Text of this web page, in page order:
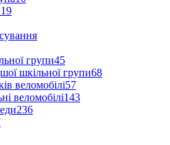
групи45
шкільної групи68
веломобілі57
веломобілі143
236